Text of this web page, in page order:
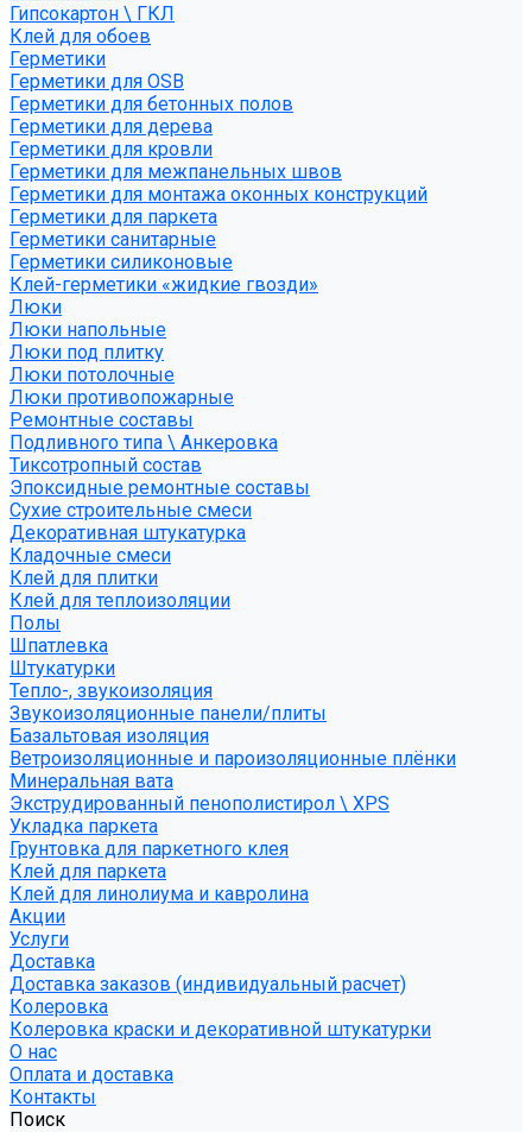
Гипсокартон \ ГКЛ
Клей для обоев
Герметики
Герметики для OSB
Герметики для бетонных полов
Герметики для дерева
Герметики для кровли
Герметики для межпанельных швов
Герметики для монтажа оконных конструкций
Герметики для паркета
Герметики санитарные
Герметики силиконовые
Клей-герметики «жидкие гвозди»
Люки
Люки напольные
Люки под плитку
Люки потолочные
Люки противопожарные
Ремонтные составы
Подливного типа \ Анкеровка
Тиксотропный состав
Эпоксидные ремонтные составы
Сухие строительные смеси
Декоративная штукатурка
Кладочные смеси
Клей для плитки
Клей для теплоизоляции
Полы
Шпатлевка
Штукатурки
Тепло-, звукоизоляция
Звукоизоляционные панели/плиты
Базальтовая изоляция
Ветроизоляционные и пароизоляционные плёнки
Минеральная вата
Экструдированный пенополистирол \ XPS
Укладка паркета
Грунтовка для паркетного клея
Клей для паркета
Клей для линолиума и кавролина
Акции
Услуги
Доставка
Доставка заказов (индивидуальный расчет)
Колеровка
Колеровка краски и декоративной штукатурки
О нас
Оплата и доставка
Контакты
Поиск